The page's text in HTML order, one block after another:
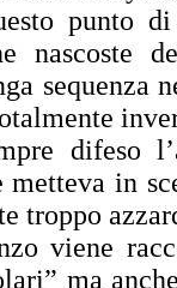
punto
nascoste
sequenza
difeso
in
troppo
viene
ma